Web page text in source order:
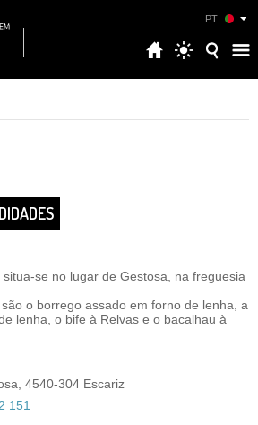
PT
se no lugar de Gestosa, na freguesia
o borrego assado em forno de lenha, a
lenha, o bife à Relvas e o bacalhau à
4540-304 Escariz
151